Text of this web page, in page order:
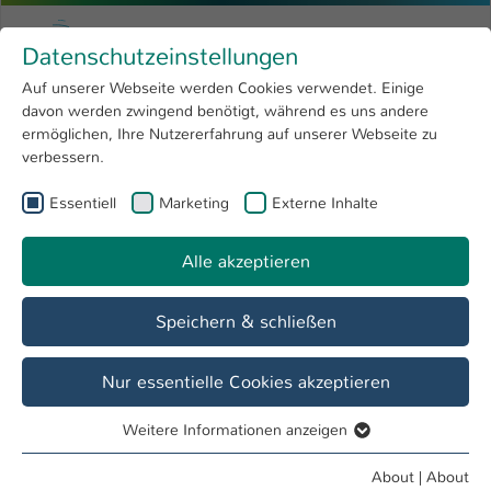
Menu
Research 4
Open submenu
University
International
Skip to main content
University of Applied Sciences
You are here:
Kreatives
Dr.-Ing. Hubert Zitt
"Mein Name ist Zitt,
ich habe die Lizenz zum Löten."
Lehrveranstaltungen
Zitt und Zampalo
Datenschutzeinstellungen
Auf unserer Webseite werden Cookies verwendet. Einige
davon werden zwingend benötigt, während es uns andere
ermöglichen, Ihre Nutzererfahrung auf unserer Webseite zu
verbessern.
Essentiell Marketing Externe Inhalte
Alle akzeptieren
Speichern & schließen
Nur essentielle Cookies akzeptieren
Essentielle Cookies werden für grundlegende Funktionen
Weitere Informationen anzeigen
About | About